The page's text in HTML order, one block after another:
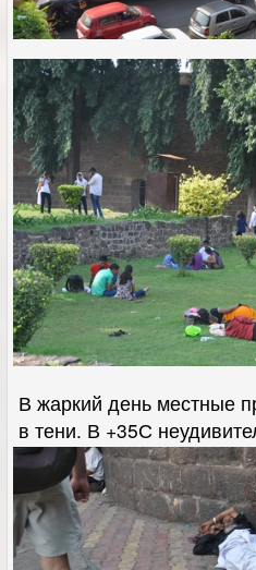
В жаркий день местные
в тени. В +35С